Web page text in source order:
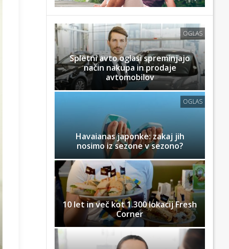
OGLAS
Spletni avto oglasi spreminjajo
način nakupa in prodaje
avtomobilov
OGLAS
Havaianas japonke: zakaj jih
nosimo iz sezone v sezono?
10 let in več kot 1.300 lokacij Fresh
Corner